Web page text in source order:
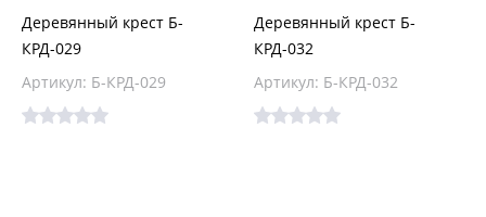
Деревянный крест Б-
КРД-029
Артикул: Б-КРД-029
Деревянный крест Б-
КРД-032
Артикул: Б-КРД-032